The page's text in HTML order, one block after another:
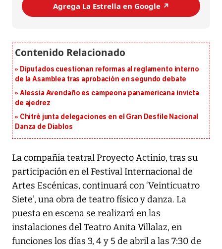
Agrega La Estrella en Google ↗️
Diputados cuestionan reformas al reglamento interno
de la Asamblea tras aprobación en segundo debate
Alessia Avendaño es campeona panamericana invicta
de ajedrez
Chitré junta delegaciones en el Gran Desfile Nacional
Danza de Diablos
La compañía teatral Proyecto Actinio, tras su
participación en el Festival Internacional de
Artes Escénicas, continuará con ‘Veinticuatro
Siete', una obra de teatro físico y danza. La
puesta en escena se realizará en las
instalaciones del Teatro Anita Villalaz, en
funciones los días 3, 4 y 5 de abril a las 7:30 de